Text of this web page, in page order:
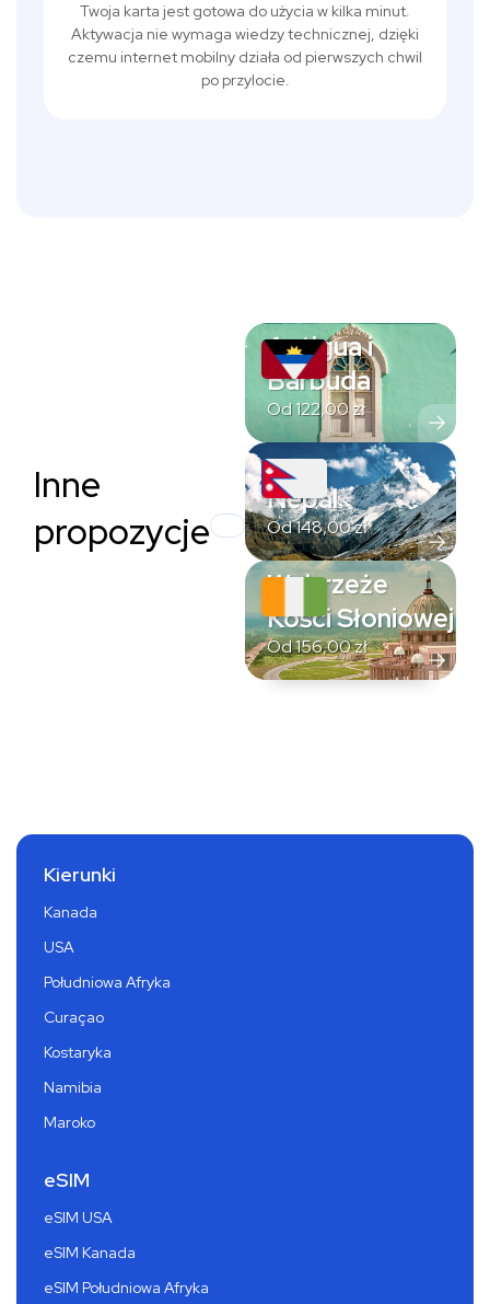
Twoja karta jest gotowa do użycia w kilka minut.
Aktywacja nie wymaga wiedzy technicznej, dzięki
czemu internet mobilny działa od pierwszych chwil
po przylocie.
Inne
propozycje
Antigua i
Barbuda
Od122,00zł
Nepal
Od148,00zł
Wybrzeże
Kości Słoniowej
Od156,00zł
Kierunki
Kanada
USA
Południowa Afryka
Curaçao
Kostaryka
Namibia
Maroko
eSIM
eSIM USA
eSIM Kanada
eSIM Południowa Afryka